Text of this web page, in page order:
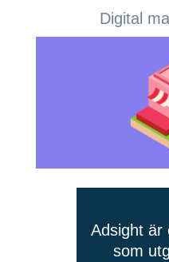
Digital
Adsight är
som